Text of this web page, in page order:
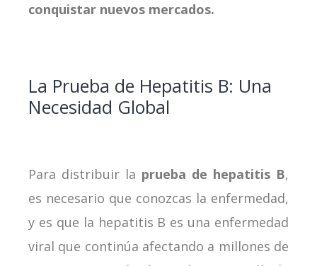
conquistar nuevos mercados.
La Prueba de Hepatitis B: Una
Necesidad Global
Para distribuir la prueba de hepatitis B,
es necesario que conozcas la enfermedad,
y es que la hepatitis B es una enfermedad
viral que continúa afectando a millones de